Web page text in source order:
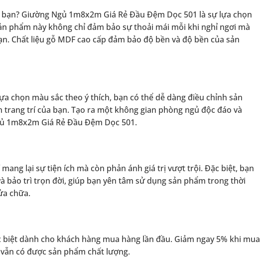
Giường Ngủ 1m8x2m Giá Rẻ Đầu Đệm Dọc 501 là sự lựa chọn
phẩm này không chỉ đảm bảo sự thoải mái mỗi khi nghỉ ngơi mà
Chất liệu gỗ MDF cao cấp đảm bảo độ bền và độ bền của sản
chọn màu sắc theo ý thích, bạn có thể dễ dàng điều chỉnh sản
trí của bạn. Tạo ra một không gian phòng ngủ độc đáo và
Giá Rẻ Đầu Đệm Dọc 501.
lại sự tiện ích mà còn phản ánh giá trị vượt trội. Đặc biệt, bạn
bảo trì trọn đời, giúp bạn yên tâm sử dụng sản phẩm trong thời
chữa.
dành cho khách hàng mua hàng lần đầu. Giảm ngay 5% khi mua
có được sản phẩm chất lượng.